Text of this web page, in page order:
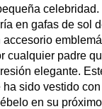
en gafas de sol
cualquier padre
elegante.
sido vestido
en su